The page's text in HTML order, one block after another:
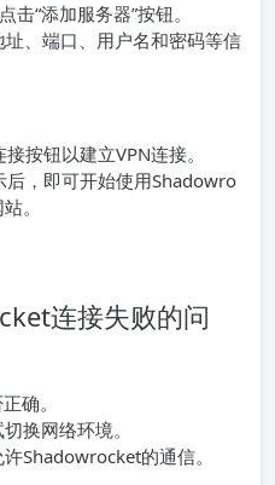
“添加服务器”按钮。
、端口、用户名和密码等信
按钮以建立VPN连接。
后，即可开始使用Shadowro
。
连接失败的问
确。
换网络环境。
Shadowrocket的通信。